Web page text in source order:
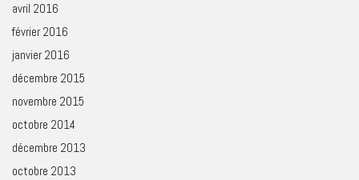
avril 2016
février 2016
janvier 2016
décembre 2015
novembre 2015
octobre 2014
décembre 2013
octobre 2013